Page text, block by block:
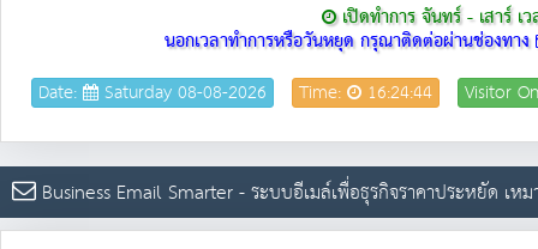
เปิดทำการ จันทร์ - เสาร์
นอกเวลาทำการหรือวันหยุด กรุณาติดต่อผ่านช่องทาง
Date: Saturday 08-08-2026 Time: 16:24:44 Visitor
Business Email Smarter - ระบบอีเมล์เพื่อธุรกิจราคาประหยัด เห